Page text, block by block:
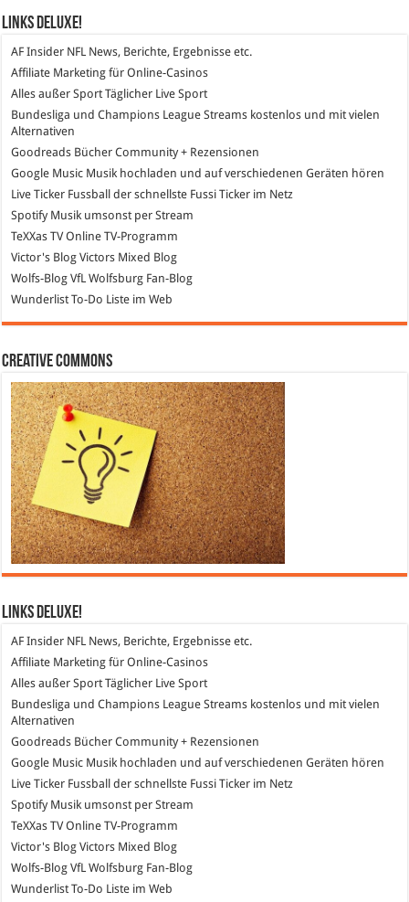
Links DeLuXe!
AF Insider NFL News, Berichte, Ergebnisse etc.
Affiliate Marketing für Online-Casinos
Alles außer Sport Täglicher Live Sport
Bundesliga und Champions League Streams kostenlos und mit vielen
Alternativen
Goodreads Bücher Community + Rezensionen
Google Music Musik hochladen und auf verschiedenen Geräten hören
Live Ticker Fussball der schnellste Fussi Ticker im Netz
SpotifyMusik umsonst per Stream
TeXXas TVOnline TV-Programm
Victor's Blog Victors Mixed Blog
Wolfs-Blog VfL Wolfsburg Fan-Blog
Wunderlist To-Do Liste im Web
Creative Commons
Links DeLuXe!
AF Insider NFL News, Berichte, Ergebnisse etc.
Affiliate Marketing für Online-Casinos
Alles außer SportTäglicher Live Sport
Bundesliga und Champions League Streams kostenlos und mit vielen
Alternativen
Goodreads Bücher Community + Rezensionen
Google Music Musik hochladen und auf verschiedenen Geräten hören
Live Ticker Fussball
der schnellste Fussi Ticker im Netz
SpotifyMusik umsonst per Stream
TeXXas TVOnline TV-Programm
Victor's Blog Victors Mixed Blog
Wolfs-Blog VfL Wolfsburg Fan-Blog
WunderlistTo-Do Liste im Web